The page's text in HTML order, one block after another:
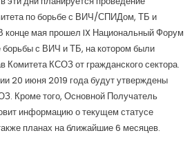
по борьбе с ВИЧ/СПИДом, ТБ и
конце мая прошел IX Национальный Форум
с ВИЧ и ТБ, на котором были
Комитета КСОЗ от гражданского сектора.
20 июня 2019 года будут утверждены
Кроме того, Основной Получатель
информацию о текущем статусе
планах на ближайшие 6 месяцев.